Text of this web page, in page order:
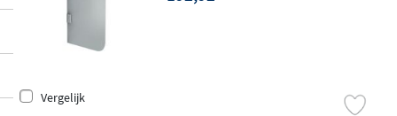
sanitaire ruimtes. De modellen zijn verkrij
antraciet, mat zwart en grijs, zodat je altijd
n de ruimte.
Vergelijk